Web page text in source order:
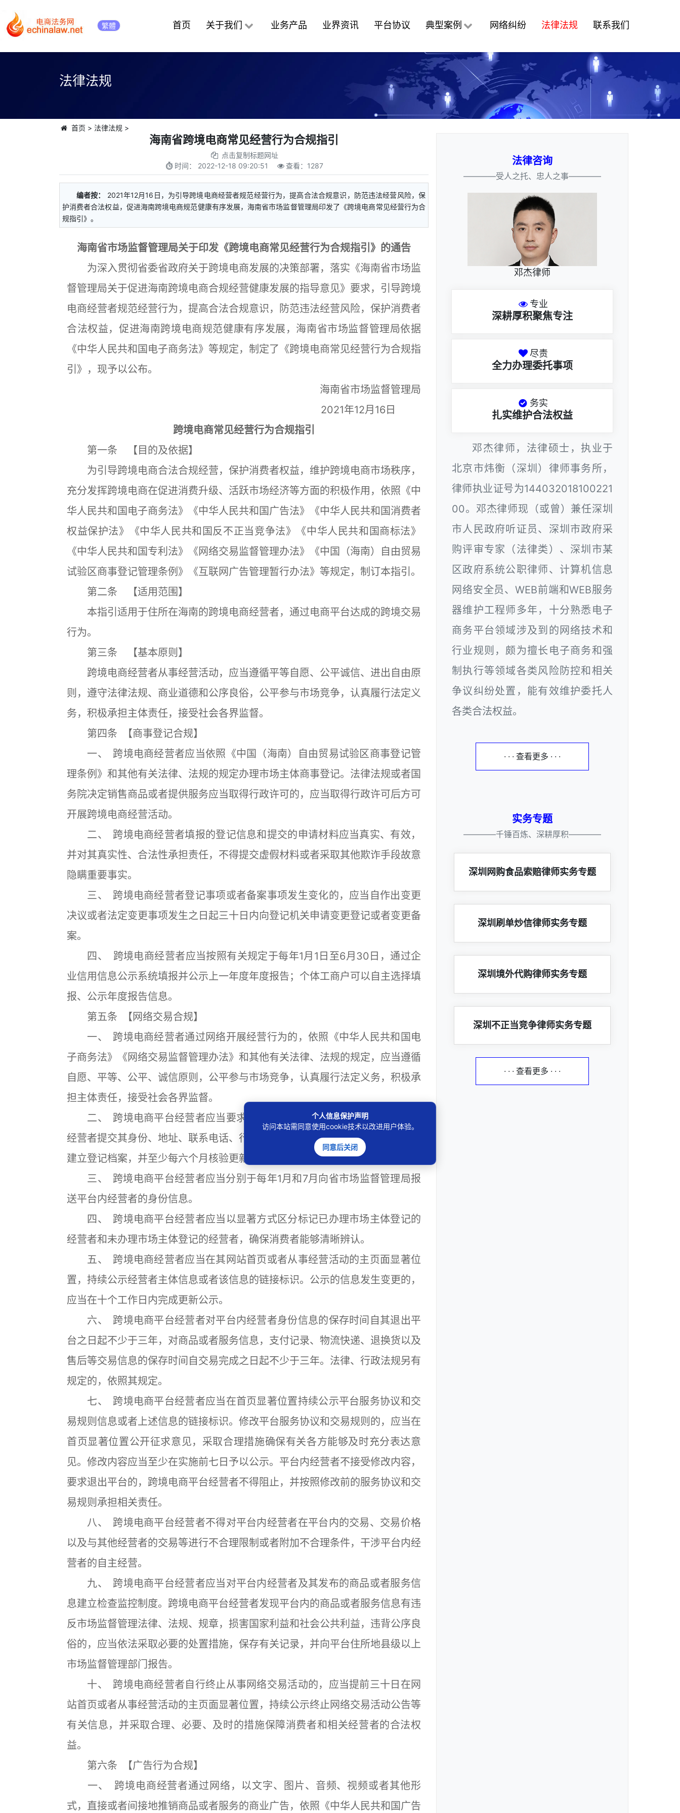
繁體 首页 关于我们 业务产品 业界资讯 平台协议 典型案例 网络纠纷 法律法规 联系我们
法律法规
首页 > 法律法规 >
海南省跨境电商常见经营行为合规指引
点击复制标题网址
时间： 2022-12-18 09:20:51 查看： 1287
编者按：
2021年12月16日，为引导跨境电商经营者规范经营行为，提高合法合规意识，防范违法经营风险，保
护消费者合法权益，促进海南跨境电商规范健康有序发展，海南省市场监督管理局印发了《跨境电商常见经营行为合
规指引》。
海南省市场监督管理局关于印发《跨境电商常见经营行为合规指引》的通告
为深入贯彻省委省政府关于跨境电商发展的决策部署，落实《海南省市场监
督管理局关于促进海南跨境电商合规经营健康发展的指导意见》要求，引导跨境
电商经营者规范经营行为，提高合法合规意识，防范违法经营风险，保护消费者
合法权益，促进海南跨境电商规范健康有序发展，海南省市场监督管理局依据
《中华人民共和国电子商务法》等规定，制定了《跨境电商常见经营行为合规指
引》，现予以公布。
海南省市场监督管理局
2021年12月16日
跨境电商常见经营行为合规指引
第一条 【目的及依据】
为引导跨境电商合法合规经营，保护消费者权益，维护跨境电商市场秩序，
充分发挥跨境电商在促进消费升级、活跃市场经济等方面的积极作用，依照《中
华人民共和国电子商务法》《中华人民共和国广告法》《中华人民共和国消费者
权益保护法》《中华人民共和国反不正当竞争法》《中华人民共和国商标法》
《中华人民共和国专利法》《网络交易监督管理办法》《中国（海南）自由贸易
试验区商事登记管理条例》《互联网广告管理暂行办法》等规定，制订本指引。
第二条 【适用范围】
本指引适用于住所在海南的跨境电商经营者，通过电商平台达成的跨境交易
行为。
第三条 【基本原则】
跨境电商经营者从事经营活动，应当遵循平等自愿、公平诚信、进出自由原
则，遵守法律法规、商业道德和公序良俗，公平参与市场竞争，认真履行法定义
务，积极承担主体责任，接受社会各界监督。
第四条 【商事登记合规】
一、 跨境电商经营者应当依照《中国（海南）自由贸易试验区商事登记管
理条例》和其他有关法律、法规的规定办理市场主体商事登记。法律法规或者国
务院决定销售商品或者提供服务应当取得行政许可的，应当取得行政许可后方可
开展跨境电商经营活动。
二、 跨境电商经营者填报的登记信息和提交的申请材料应当真实、有效，
并对其真实性、合法性承担责任，不得提交虚假材料或者采取其他欺诈手段故意
隐瞒重要事实。
三、 跨境电商经营者登记事项或者备案事项发生变化的，应当自作出变更
决议或者法定变更事项发生之日起三十日内向登记机关申请变更登记或者变更备
案。
四、 跨境电商经营者应当按照有关规定于每年1月1日至6月30日，通过企
业信用信息公示系统填报并公示上一年度年度报告；个体工商户可以自主选择填
报、公示年度报告信息。
第五条 【网络交易合规】
一、 跨境电商经营者通过网络开展经营行为的，依照《中华人民共和国电
子商务法》《网络交易监督管理办法》和其他有关法律、法规的规定，应当遵循
自愿、平等、公平、诚信原则，公平参与市场竞争，认真履行法定义务，积极承
担主体责任，接受社会各界监督。
二、 跨境电商平台经营者应当要求申请进入平台销售商品或者提供服务的
经营者提交其身份、地址、联系电话、行政许可等真实信息，进行核验、登记，
建立登记档案，并至少每六个月核验更新一次。
三、 跨境电商平台经营者应当分别于每年1月和7月向省市场监督管理局报
送平台内经营者的身份信息。
四、 跨境电商平台经营者应当以显著方式区分标记已办理市场主体登记的
经营者和未办理市场主体登记的经营者，确保消费者能够清晰辨认。
五、 跨境电商经营者应当在其网站首页或者从事经营活动的主页面显著位
置，持续公示经营者主体信息或者该信息的链接标识。公示的信息发生变更的，
应当在十个工作日内完成更新公示。
六、 跨境电商平台经营者对平台内经营者身份信息的保存时间自其退出平
台之日起不少于三年，对商品或者服务信息，支付记录、物流快递、退换货以及
售后等交易信息的保存时间自交易完成之日起不少于三年。法律、行政法规另有
规定的，依照其规定。
七、 跨境电商平台经营者应当在首页显著位置持续公示平台服务协议和交
易规则信息或者上述信息的链接标识。修改平台服务协议和交易规则的，应当在
首页显著位置公开征求意见，采取合理措施确保有关各方能够及时充分表达意
见。修改内容应当至少在实施前七日予以公示。平台内经营者不接受修改内容，
要求退出平台的，跨境电商平台经营者不得阻止，并按照修改前的服务协议和交
易规则承担相关责任。
八、 跨境电商平台经营者不得对平台内经营者在平台内的交易、交易价格
以及与其他经营者的交易等进行不合理限制或者附加不合理条件，干涉平台内经
营者的自主经营。
九、 跨境电商平台经营者应当对平台内经营者及其发布的商品或者服务信
息建立检查监控制度。跨境电商平台经营者发现平台内的商品或者服务信息有违
反市场监督管理法律、法规、规章，损害国家利益和社会公共利益，违背公序良
俗的，应当依法采取必要的处置措施，保存有关记录，并向平台住所地县级以上
市场监督管理部门报告。
十、 跨境电商经营者自行终止从事网络交易活动的，应当提前三十日在网
站首页或者从事经营活动的主页面显著位置，持续公示终止网络交易活动公告等
有关信息，并采取合理、必要、及时的措施保障消费者和相关经营者的合法权
益。
第六条 【广告行为合规】
一、 跨境电商经营者通过网络，以文字、图片、音频、视频或者其他形
式，直接或者间接地推销商品或者服务的商业广告，依照《中华人民共和国广告
法律咨询
————受人之托、忠人之事————
邓杰律师
专业
深耕厚积聚焦专注
尽责
全力办理委托事项
务实
扎实维护合法权益
邓杰律师，法律硕士，执业于
北京市炜衡（深圳）律师事务所，
律师执业证号为144032018100221
00。邓杰律师现（或曾）兼任深圳
市人民政府听证员、深圳市政府采
购评审专家（法律类）、深圳市某
区政府系统公职律师、计算机信息
网络安全员、WEB前端和WEB服务
器维护工程师多年，十分熟悉电子
商务平台领域涉及到的网络技术和
行业规则，颇为擅长电子商务和强
制执行等领域各类风险防控和相关
争议纠纷处置，能有效维护委托人
各类合法权益。
· · · 查看更多 · · ·
实务专题
————千锤百炼、深耕厚积————
深圳网购食品索赔律师实务专题
深圳刷单炒信律师实务专题
深圳境外代购律师实务专题
深圳不正当竞争律师实务专题
· · · 查看更多 · · ·
个人信息保护声明
访问本站需同意使用cookie技术以改进用户体验。
同意后关闭